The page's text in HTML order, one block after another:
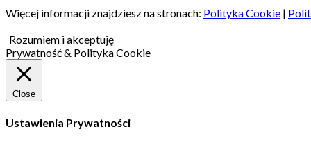
Więcej informacji znajdziesz na stronach: Polityka Cookie |
Rozumiem i akceptuję
Prywatność & Polityka Cookie
Close
Ustawienia Prywatności